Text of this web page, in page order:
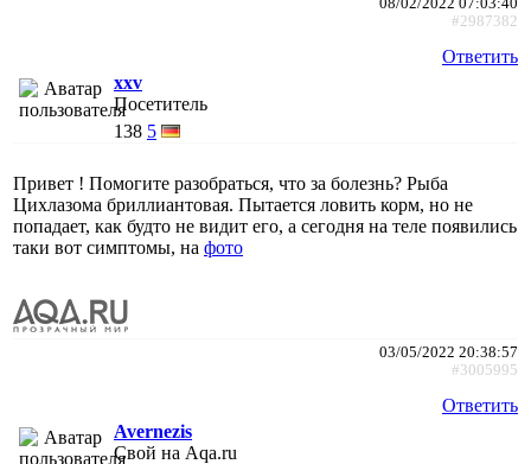
08/02/2022 07:03:40
#2987382
Ответить
xxv
Посетитель
138 5
Привет ! Помогите разобраться, что за болезнь? Рыба
Цихлазома бриллиантовая. Пытается ловить корм, но не
попадает, как будто не видит его, а сегодня на теле появились
таки вот симптомы, на фото
03/05/2022 20:38:57
#3005995
Ответить
Avernezis
Свой на Aqa.ru